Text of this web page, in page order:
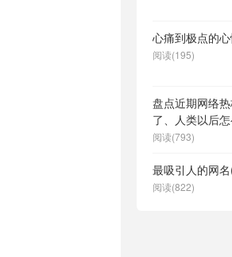
心痛到极点的
阅读(195)
盘点近期网络
了、人类以后
阅读(793)
最吸引人的网
阅读(822)